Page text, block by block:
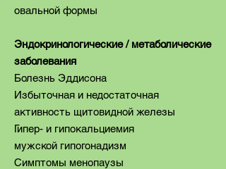
овальной формы
Эндокринологические / метаболические
заболевания
Болезнь Эддисона
Избыточная и недостаточная
активность щитовидной железы
Гипер- и гипокальциемия
мужской гипогонадизм
Симптомы менопаузы